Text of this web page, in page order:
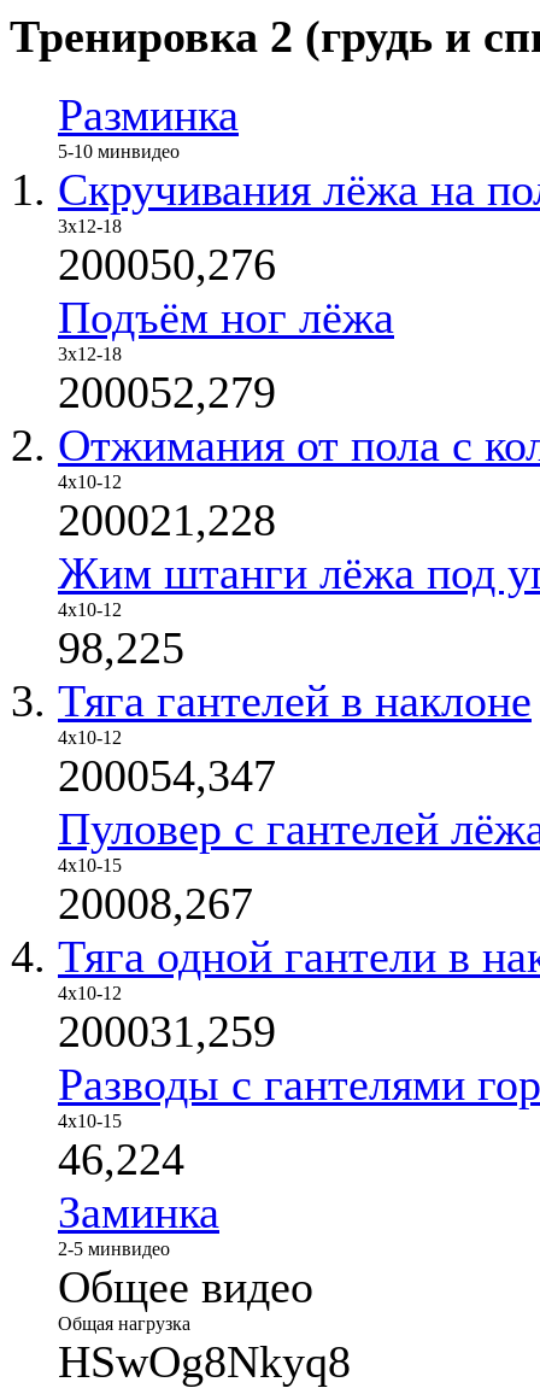
Тренировка 2 (грудь и
Разминка
5-10 минвидео
Скручивания лёжа на
3х12-18
200050,276
Подъём ног лёжа
3х12-18
200052,279
Отжимания от пола с
4х10-12
200021,228
Жим штанги лёжа под
4x10-12
98,225
Тяга гантелей в наклоне
4х10-12
200054,347
Пуловер с гантелей
4х10-15
20008,267
Тяга одной гантели в
4х10-12
200031,259
Разводы с гантелями
4x10-15
46,224
Заминка
2-5 минвидео
Общее видео
Общая нагрузка
HSwOg8Nkyq8